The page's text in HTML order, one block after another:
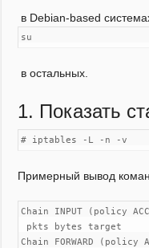
в Debian-based
su
в остальных.
1. Показать
# iptables -L -n -v
Примерный вывод
Chain INPUT (policy
pkts bytes target
Chain FORWARD